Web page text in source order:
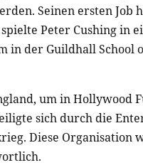
Seinen ersten Job
Peter Cushing in
in der Guildhall School
um in Hollywood
sich durch die
Diese